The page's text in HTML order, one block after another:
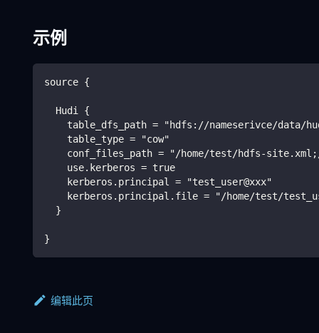
示例
source {
  Hudi {
table_dfs_path = "hdfs://nameserivce/data/
    table_type = "cow"
conf_files_path = "/home/test/hdfs-
    use.kerberos = true
    kerberos.principal = "test_user@xxx"
kerberos.principal.file = "/home/test/
  }
}
编辑此页